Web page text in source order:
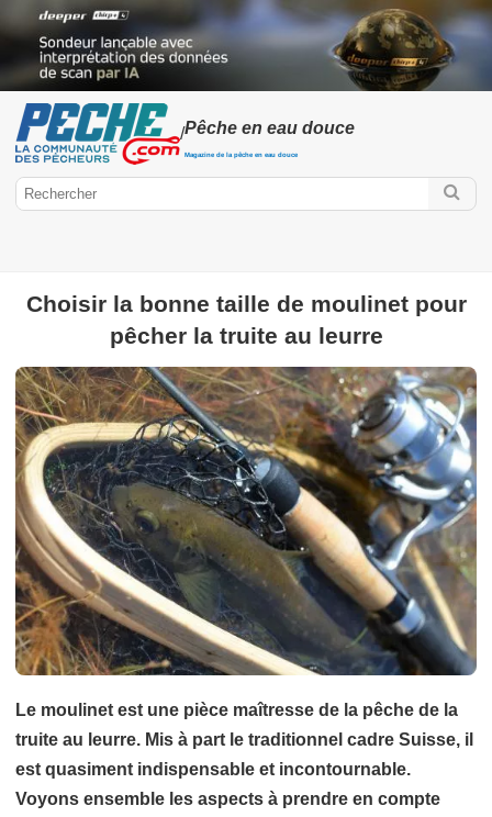
/Pêche en eau douce
Magazine de la pêche en eau douce
Pêche en eau douce Mercury Fishing Cup Poissons d'eau
douce Pêche des carnassiers Pêche à la mouche Pêche au
coup Pêche au Feeder ou Anglaise
Choisir la bonne taille de moulinet pour
pêcher la truite au leurre
Le moulinet est une pièce maîtresse de la pêche de la
truite au leurre. Mis à part le traditionnel cadre Suisse, il
est quasiment indispensable et incontournable.
Voyons ensemble les aspects à prendre en compte